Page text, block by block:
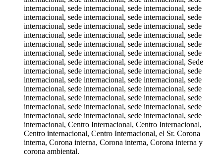
internacional, sede internacional, sede internacional, sede
internacional, sede internacional, sede internacional, sede
internacional, sede internacional, sede internacional, sede
internacional, sede internacional, sede internacional, sede
internacional, sede internacional, sede internacional, sede
internacional, sede internacional, sede internacional, sede
internacional, sede internacional, sede internacional, Sede
internacional, sede internacional, sede internacional, sede
internacional, sede internacional, sede internacional, sede
internacional, sede internacional, sede internacional, sede
internacional, sede internacional, sede internacional, sede
internacional, sede internacional, sede internacional, sede
internacional, sede internacional, sede internacional, sede
internacional, Centro Internacional, Centro Internacional,
Centro internacional, Centro Internacional, el Sr. Corona
interna, Corona interna, Corona interna, Corona interna y
corona ambiental.